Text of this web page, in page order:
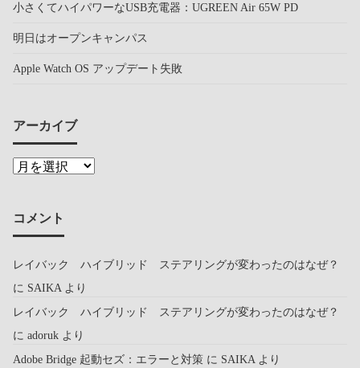
小さくてハイパワーなUSB充電器：UGREEN Air 65W PD
明日はオープンキャンパス
Apple Watch OS アップデート失敗
アーカイブ
コメント
レイバック ハイブリッド ステアリングが変わったのはなぜ？
に SAIKAより
レイバック ハイブリッド ステアリングが変わったのはなぜ？
に adoruk より
Adobe Bridge 起動セズ：エラーと対策 に SAIKAより